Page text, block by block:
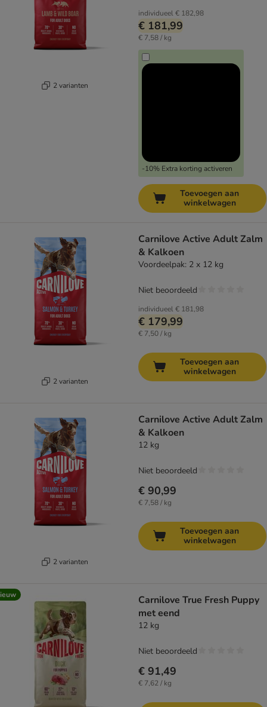
2 varianten
individueel€ 182,98
€ 181,99
€ 7,58 / kg
-10% Extra korting activeren
Toevoegen aan
winkelwagen
2 varianten
Carnilove Active Adult Zalm
& Kalkoen
Voordeelpak: 2 x 12 kg
individueel€ 181,98
€ 179,99
€ 7,50 / kg
Niet beoordeeld
Toevoegen aan
winkelwagen
2 varianten
Carnilove Active Adult Zalm
& Kalkoen
12 kg
€ 90,99
€ 7,58 / kg
Niet beoordeeld
Toevoegen aan
winkelwagen
Carnilove True Fresh Puppy
met eend
12 kg
€ 91,49
€ 7,62 / kg
Niet beoordeeld